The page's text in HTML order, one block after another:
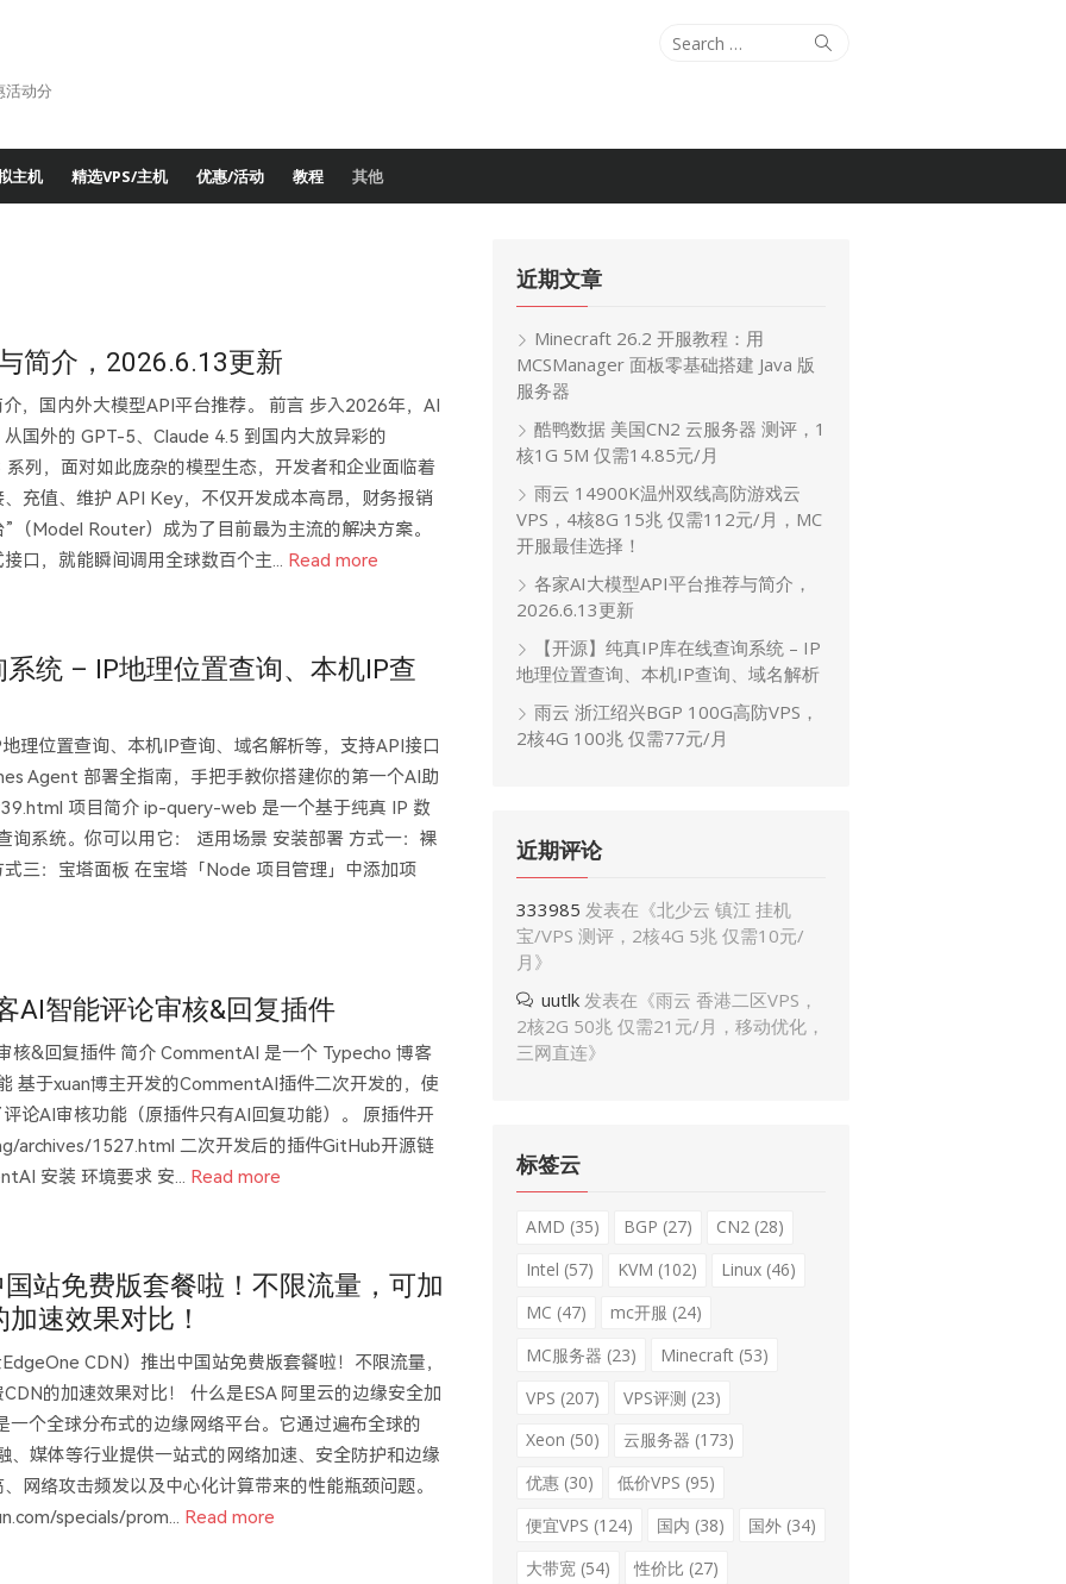
活动分
Search
Search
主机 精选VPS/主机 优惠/活动 教程 其他
简介，2026.6.13更新
，国内外大模型API平台推荐。 前言 步入2026年，AI
国外的 GPT-5、Claude 4.5 到国内大放异彩的
列，面对如此庞杂的模型生态，开发者和企业面临着
充值、维护 API Key，不仅开发成本高昂，财务报销
（Model Router）成为了目前最为主流的解决方案。
口，就能瞬间调用全球数百个主... Read more
统 – IP地理位置查询、本机IP查
理位置查询、本机IP查询、域名解析等，支持API接口
Agent 部署全指南，手把手教你搭建你的第一个AI助
项目简介 ip-query-web 是一个基于纯真 IP 数
系统。你可以用它： 适用场景 安装部署 方式一：裸
三：宝塔面板 在宝塔「Node 项目管理」中添加项
AI智能评论审核&回复插件
核&回复插件 简介 CommentAI 是一个 Typecho 博客
基于xuan博主开发的CommentAI插件二次开发的，使
论AI审核功能（原插件只有AI回复功能）。 原插件开
archives/1527.html 二次开发后的插件GitHub开源链
安装 环境要求 安... Read more
站免费版套餐啦！不限流量，可加
速效果对比！
CDN）推出中国站免费版套餐啦！不限流量，
的加速效果对比！ 什么是ESA 阿里云的边缘安全加
个全球分布式的边缘网络平台。它通过遍布全球的
媒体等行业提供一站式的网络加速、安全防护和边缘
网络攻击频发以及中心化计算带来的性能瓶颈问题。
specials/prom... Read more
近期文章
Minecraft 26.2 开服教程：用
MCSManager 面板零基础搭建 Java 版
服务器
酷鸭数据 美国CN2 云服务器 测评，1
核1G 5M 仅需14.85元/月
雨云 14900K温州双线高防游戏云
VPS，4核8G 15兆 仅需112元/月，MC
开服最佳选择！
各家AI大模型API平台推荐与简介，
2026.6.13更新
【开源】纯真IP库在线查询系统 – IP
地理位置查询、本机IP查询、域名解析
雨云 浙江绍兴BGP 100G高防VPS，
2核4G 100兆 仅需77元/月
近期评论
333985 发表在《北少云 镇江 挂机
宝/VPS 测评，2核4G 5兆 仅需10元/
月 》
uutlk 发表在《雨云 香港二区VPS，
2核2G 50兆 仅需21元/月，移动优化，
三网直连》
标签云
AMD (35) BGP (27) CN2 (28)
Intel (57) KVM (102) Linux (46)
MC (47) mc开服 (24)
MC服务器 (23) Minecraft (53)
VPS (207) VPS评测 (23)
Xeon (50) 云服务器 (173)
优惠 (30) 低价VPS (95)
便宜VPS (124) 国内 (38) 国外 (34)
大带宽 (54) 性价比 (27)